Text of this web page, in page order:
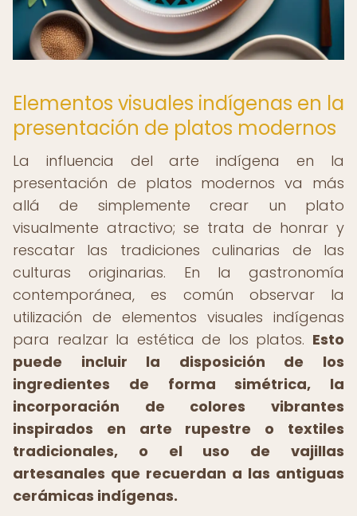
Elementos visuales indígenas en la
presentación de platos modernos
La influencia del arte indígena en la
presentación de platos modernos va más
allá de simplemente crear un plato
visualmente atractivo; se trata de honrar y
rescatar las tradiciones culinarias de las
culturas originarias. En la gastronomía
contemporánea, es común observar la
utilización de elementos visuales indígenas
para realzar la estética de los platos. Esto
puede incluir la disposición de los
ingredientes de forma simétrica, la
incorporación de colores vibrantes
inspirados en arte rupestre o textiles
tradicionales, o el uso de vajillas
artesanales que recuerdan a las antiguas
cerámicas indígenas.